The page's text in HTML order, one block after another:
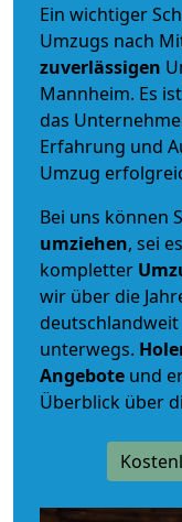
Ein wichtiger
Umzugs nach
zuverlässigen
Mannheim. Es
das
Erfahrung und
Umzug
Bei uns können
umziehen, sei
kompletter
wir über die
unterwegs.
Angebote und
Überblick über